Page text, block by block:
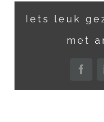
Iets leuk
met